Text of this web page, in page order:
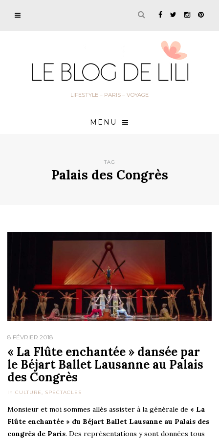
LIFESTYLE – PARIS – VOYAGE
MENU
TAG
Palais des Congrès
8 FÉVRIER 2018
« La Flûte enchantée » dansée par
le Béjart Ballet Lausanne au Palais
des Congrès
In CULTURE, SPECTACLES
Monsieur et moi sommes allés assister à la générale de « La
Flûte enchantée » du Béjart Ballet Lausanne au Palais des
congrès de Paris. Des représentations y sont données tous